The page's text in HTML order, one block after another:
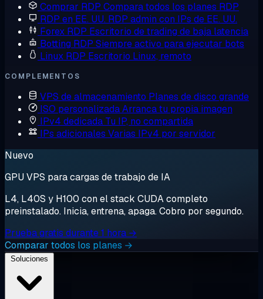
Comprar RDP Compara todos los planes RDP
RDP en EE. UU. RDP admin con IPs de EE. UU.
Forex RDP Escritorio de trading de baja latencia
Botting RDP Siempre activo para ejecutar bots
Linux RDP Escritorio Linux, remoto
COMPLEMENTOS
VPS de almacenamiento Planes de disco grande
ISO personalizadaArranca tu propia imagen
IPv4 dedicada Tu IP, no compartida
IPs adicionales Varias IPv4 por servidor
Nuevo
GPU VPS para cargas de trabajo de IA
L4, L40S y H100 con el stack CUDA completo
preinstalado. Inicia, entrena, apaga. Cobro por segundo.
Prueba gratis durante 1 hora →
Comparar todos los planes →